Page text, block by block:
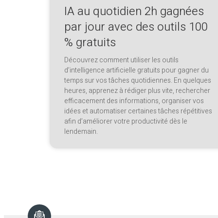
IA au quotidien 2h gagnées
par jour avec des outils 100
% gratuits
Découvrez comment utiliser les outils
d’intelligence artificielle gratuits pour gagner du
temps sur vos tâches quotidiennes. En quelques
heures, apprenez à rédiger plus vite, rechercher
efficacement des informations, organiser vos
idées et automatiser certaines tâches répétitives
afin d’améliorer votre productivité dès le
lendemain.